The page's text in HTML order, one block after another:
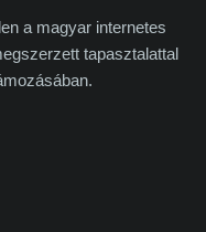
a magyar internetes
tapasztalattal